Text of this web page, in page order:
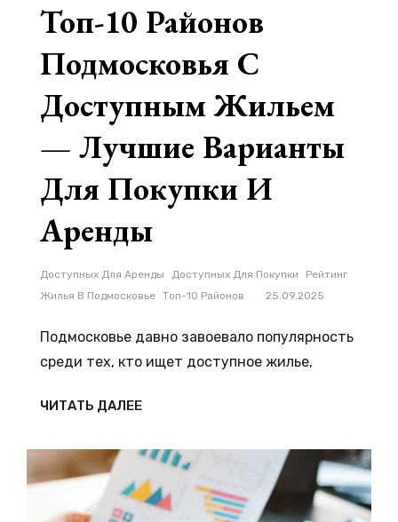
Топ-10 Районов
Подмосковья С
Доступным Жильем
— Лучшие Варианты
Для Покупки И
Аренды
Рубрики
Доступных Для Аренды Доступных Для Покупки
Рейтинг
Жилья В Подмосковье Топ-10 Районов 25.09.2025
Подмосковье давно завоевало популярность
среди тех, кто ищет доступное жилье,
ЧИТАТЬ ДАЛЕЕТОП-10
РАЙОНОВ
ЛУЧШИЕ
ВАРИАНТЫ
ДЛЯ
ПОКУПКИ
АРЕНДЫ